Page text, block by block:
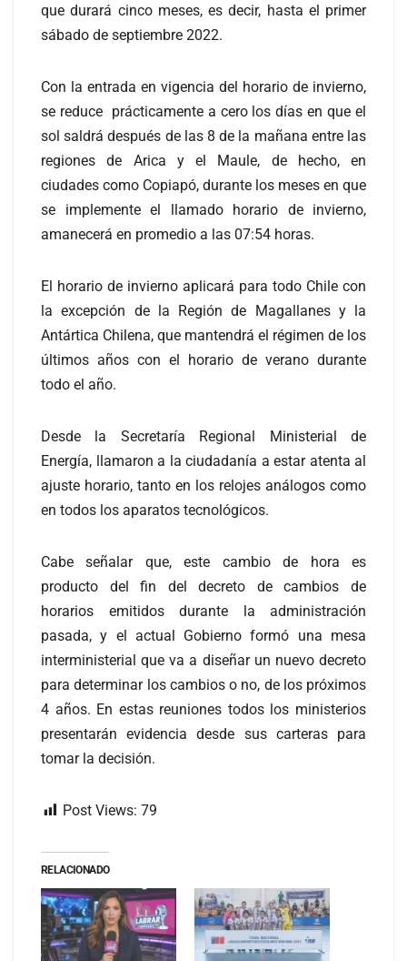
que durará cinco meses, es decir, hasta el primer
sábado de septiembre 2022.
Con la entrada en vigencia del horario de invierno,
se reduce prácticamente a cero los días en que el
sol saldrá después de las 8 de la mañana entre las
regiones de Arica y el Maule, de hecho, en
ciudades como Copiapó, durante los meses en que
se implemente el llamado horario de invierno,
amanecerá en promedio a las 07:54 horas.
El horario de invierno aplicará para todo Chile con
la excepción de la Región de Magallanes y la
Antártica Chilena, que mantendrá el régimen de los
últimos años con el horario de verano durante
todo el año.
Desde la Secretaría Regional Ministerial de
Energía, llamaron a la ciudadanía a estar atenta al
ajuste horario, tanto en los relojes análogos como
en todos los aparatos tecnológicos.
Cabe señalar que, este cambio de hora es
producto del fin del decreto de cambios de
horarios emitidos durante la administración
pasada, y el actual Gobierno formó una mesa
interministerial que va a diseñar un nuevo decreto
para determinar los cambios o no, de los próximos
4 años. En estas reuniones todos los ministerios
presentarán evidencia desde sus carteras para
tomar la decisión.
Post Views: 79
RELACIONADO